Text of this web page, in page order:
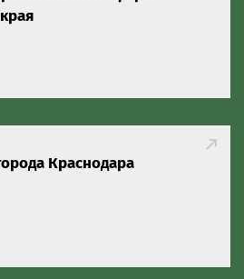
Краснодара